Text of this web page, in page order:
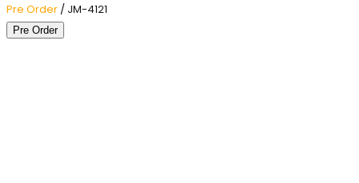
Pre Order / JM-4121
Pre Order